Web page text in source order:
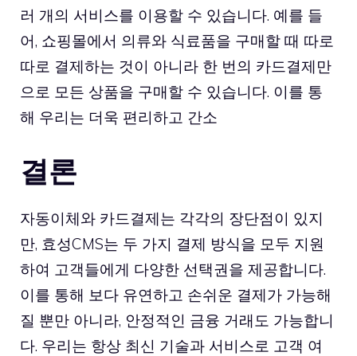
러 개의 서비스를 이용할 수 있습니다. 예를 들
어, 쇼핑몰에서 의류와 식료품을 구매할 때 따로
따로 결제하는 것이 아니라 한 번의 카드결제만
으로 모든 상품을 구매할 수 있습니다. 이를 통
해 우리는 더욱 편리하고 간소
결론
자동이체와 카드결제는 각각의 장단점이 있지
만, 효성CMS는 두 가지 결제 방식을 모두 지원
하여 고객들에게 다양한 선택권을 제공합니다.
이를 통해 보다 유연하고 손쉬운 결제가 가능해
질 뿐만 아니라, 안정적인 금융 거래도 가능합니
다. 우리는 항상 최신 기술과 서비스로 고객 여